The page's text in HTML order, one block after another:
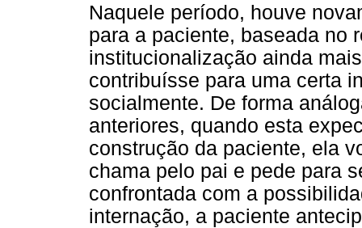
Naquele período, houve
para a paciente, baseada no
institucionalização ainda
contribuísse para uma certa
socialmente. De forma
anteriores, quando esta
construção da paciente, ela
chama pelo pai e pede para
confrontada com a
internação, a paciente